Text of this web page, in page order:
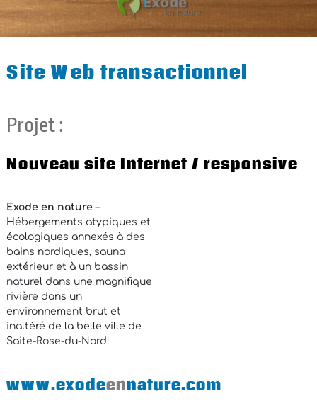
Site Web transactionnel
Projet :
Nouveau site Internet / responsive
Exode en nature –
Hébergements atypiques et
écologiques annexés à des
bains nordiques, sauna
extérieur et à un bassin
naturel dans une magnifique
rivière dans un
environnement brut et
inaltéré de la belle ville de
Saite-Rose-du-Nord!
www.exodeennature.com